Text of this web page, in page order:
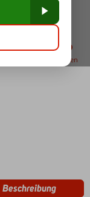
merken
Beschreibung